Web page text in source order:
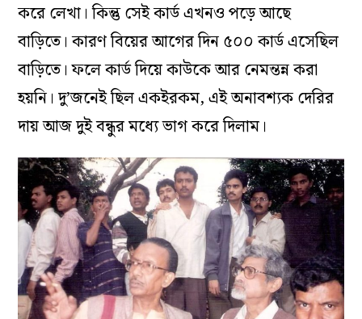
করে লেখা। কিন্তু সেই কার্ড এখনও পড়ে আছে
বাড়িতে। কারণ বিয়ের আগের দিন ৫০০ কার্ড এসেছিল
বাড়িতে। ফলে কার্ড দিয়ে কাউকে আর নেমন্তন্ন করা
হয়নি। দু’জনেই ছিল একইরকম, এই অনাবশ্যক দেরির
দায় আজ দুই বন্ধুর মধ্যে ভাগ করে দিলাম।